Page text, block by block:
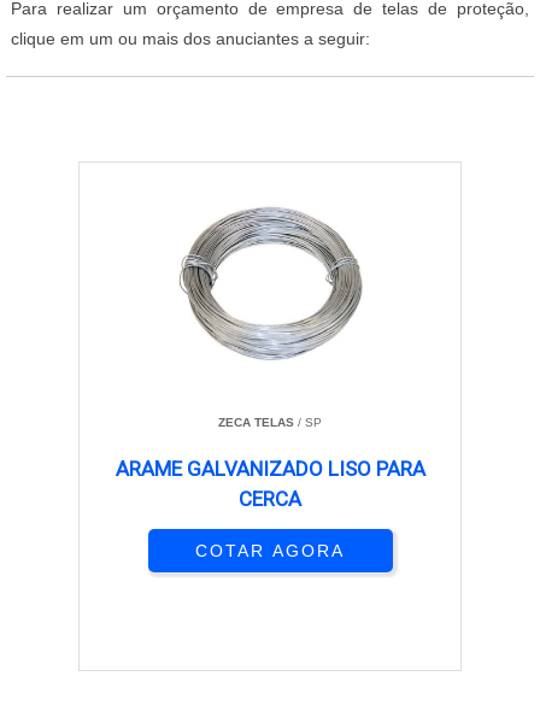
Para realizar um orçamento de empresa de telas de proteção,
clique em um ou mais dos anuciantes a seguir:
ZECA TELAS / SP
ARAME GALVANIZADO LISO PARA
CERCA
COTAR AGORA